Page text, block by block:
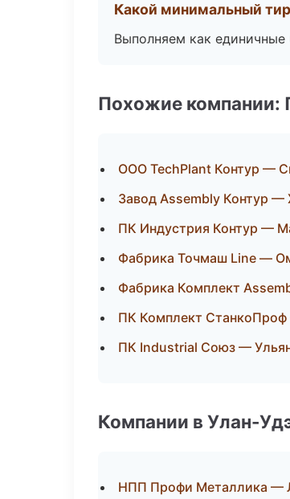
Какой минимальный
Выполняем как
Похожие компании:
ООО TechPlant Контур —
Завод Assembly Контур —
ПК Индустрия Контур —
Фабрика Точмаш Line —
Фабрика Комплект
ПК Комплект
ПК Industrial Союз —
Компании в Улан-
НПП Профи Металлика —